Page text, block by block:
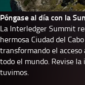
Póngase al día con la
La Interledger Summit
hermosa Ciudad del
transformando el
todo el mundo. Revise
tuvimos.